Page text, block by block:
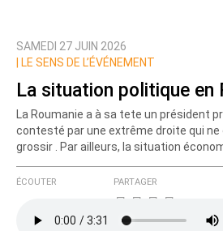
Nom
Courriel (non publié)
Ajoutez votre
SAMEDI 27 JUIN 2026
LE SENS DE L’ÉVÉNEMENT
La situation politique en
La Roumanie a à sa tete un président
contesté par une extrême droite qui ne
grossir . Par ailleurs, la situation
ÉCOUTER PARTAGER